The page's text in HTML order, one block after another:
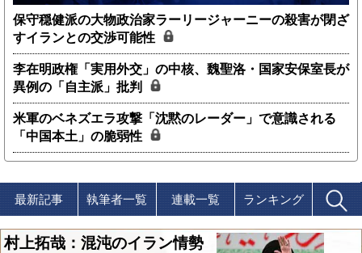
保守穏健派の大物政治家ラーリージャーニーの殺害が閉ざ
すイランとの交渉可能性
李在明政権「実用外交」の中核、魏聖洛・国家安保室長が
異例の「自主派」批判
米軍のベネズエラ攻撃「沈黙のレーダー」で意識される
「中国本土」の脆弱性
最新記事 執筆者一覧 連載一覧 ランキング
村上拓哉：混沌のイラン情勢